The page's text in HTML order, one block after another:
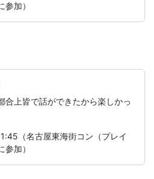
加）
合上皆で話ができたから楽しかっ
（名古屋東海街コン（プレイ
加）